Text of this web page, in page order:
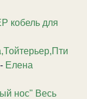
для
- Елена
нос" Весь